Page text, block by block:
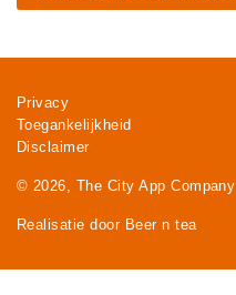
Privacy
Toegankelijkheid
Disclaimer
© 2026, The City App Company
Realisatie door Beer n tea